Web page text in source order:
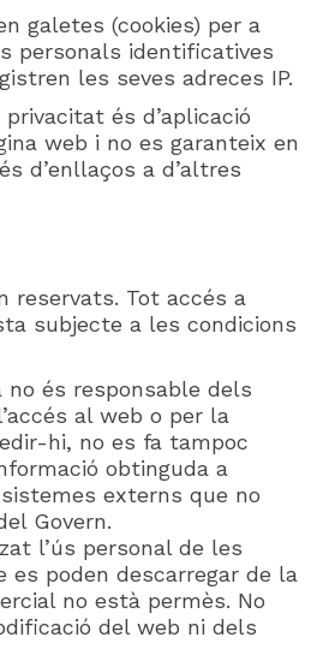
galetes (cookies) per a
personals identificatives
les seves adreces IP.
és d’aplicació
web i no es garanteix en
d’enllaços a d’altres
reservats. Tot accés a
subjecte a les condicions
no és responsable dels
al web o per la
hi, no es fa tampoc
obtinguda a
externs que no
Govern.
l’ús personal de les
es poden descarregar de la
no està permès. No
del web ni dels